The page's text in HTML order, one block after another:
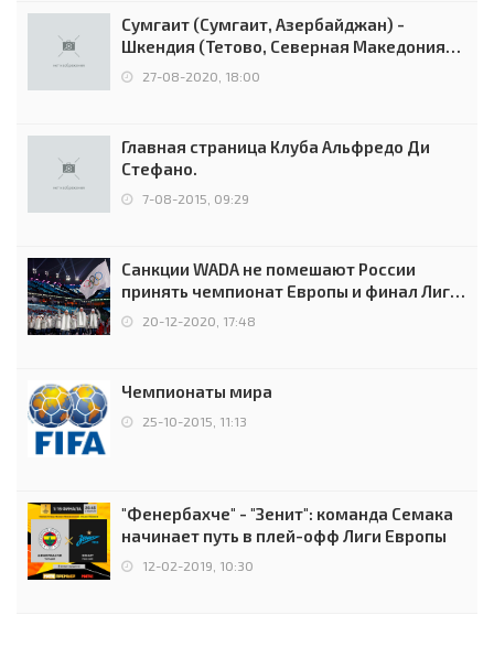
Сумгаит (Сумгаит, Азербайджан) -
Шкендия (Тетово, Северная Македония) -
0:2 (0:0)
27-08-2020, 18:00
Главная страница Клуба Альфредо Ди
Стефано.
7-08-2015, 09:29
Санкции WADA не помешают России
принять чемпионат Европы и финал Лиги
чемпионов.
20-12-2020, 17:48
Чемпионаты мира
25-10-2015, 11:13
"Фенербахче" - "Зенит": команда Семака
начинает путь в плей-офф Лиги Европы
12-02-2019, 10:30